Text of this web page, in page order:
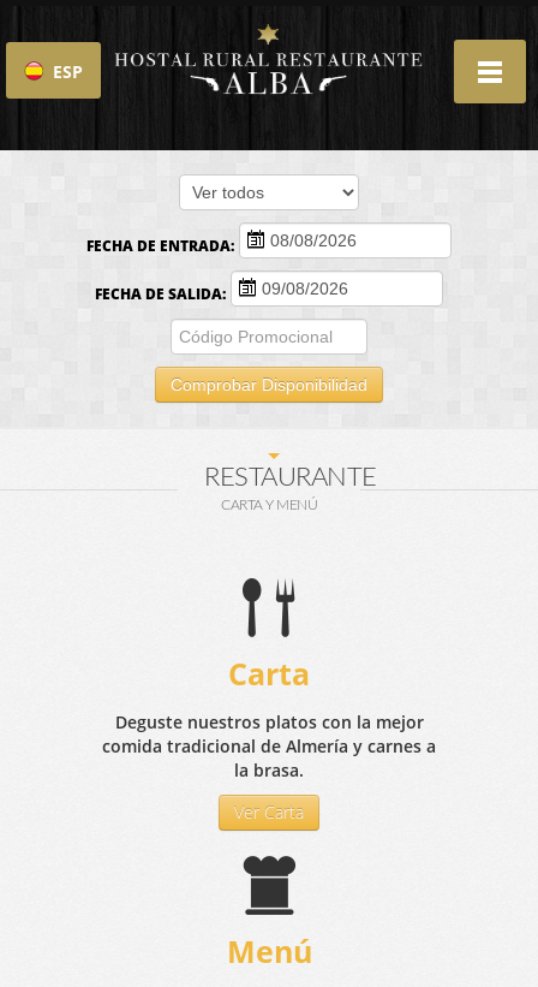
ESP
FECHA DE ENTRADA:
FECHA DE SALIDA:
Comprobar Disponibilidad
RESTAURANTE
CARTA Y MENÚ
Carta
Deguste nuestros platos con la mejor
comida tradicional de Almería y carnes a
la brasa.
Ver Carta
Menú